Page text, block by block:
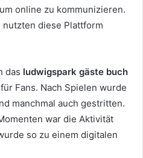
online zu kommunizieren.
nutzten diese Plattform
das ludwigspark gäste buch
Fans. Nach Spielen wurde
manchmal auch gestritten.
war die Aktivität
so zu einem digitalen